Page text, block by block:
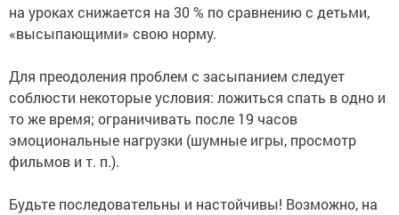
на уроках снижается на 30 % по сравнению с детьми,
«высыпающими» свою норму.
Для преодоления проблем с засыпанием следует
соблюсти некоторые условия: ложиться спать в одно и
то же время; ограничивать после 19 часов
эмоциональные нагрузки (шумные игры, просмотр
фильмов и т. п.).
Будьте последовательны и настойчивы! Возможно, на